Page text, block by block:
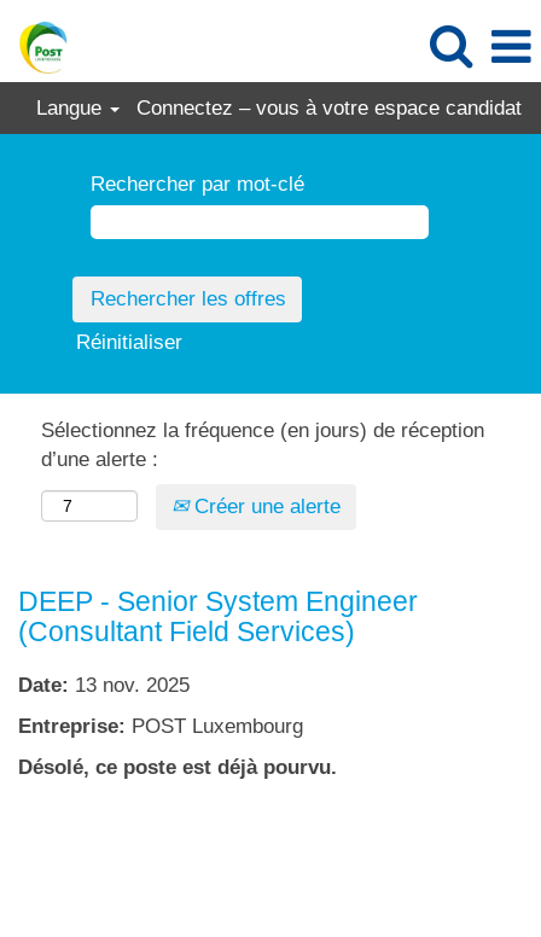
Langue Connectez – vous à votre espace candidat
Rechercher par mot-clé
Réinitialiser
Sélectionnez la fréquence (en jours) de réception
d’une alerte :
Créer une alerte
DEEP - Senior System Engineer
(Consultant Field Services)
Date: 13 nov. 2025
Entreprise: POST Luxembourg
Désolé, ce poste est déjà pourvu.